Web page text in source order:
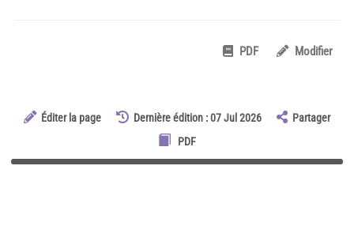
PDF Modifier
Éditer la page Dernière édition : 07 Jul 2026
Partager
PDF